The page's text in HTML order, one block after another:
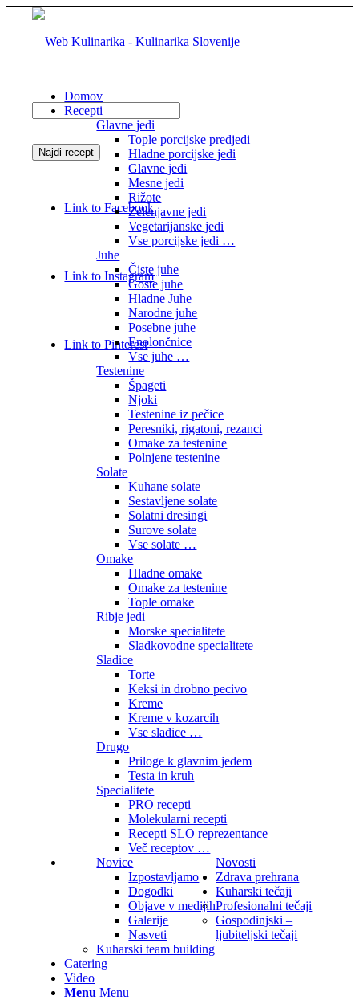
Link to Facebook
Link to Instagram
Link to Pinterest
Domov
Recepti
Glavne jedi
Tople porcijske predjedi
Hladne porcijske jedi
Glavne jedi
Mesne jedi
Rižote
Zelenjavne jedi
Vegetarijanske jedi
Vse porcijske jedi …
Juhe
Čiste juhe
Goste juhe
Hladne Juhe
Narodne juhe
Posebne juhe
Enolončnice
Vse juhe …
Testenine
Špageti
Njoki
Testenine iz pečice
Peresniki, rigatoni, rezanci
Omake za testenine
Polnjene testenine
Solate
Kuhane solate
Sestavljene solate
Solatni dresingi
Surove solate
Vse solate …
Omake
Hladne omake
Omake za testenine
Tople omake
Ribje jedi
Morske specialitete
Sladkovodne specialitete
Sladice
Torte
Keksi in drobno pecivo
Kreme
Kreme v kozarcih
Vse sladice …
Drugo
Priloge k glavnim jedem
Testa in kruh
Specialitete
PRO recepti
Molekularni recepti
Recepti SLO reprezentance
Več receptov …
Novosti
Novice
Izpostavljamo
Dogodki
Objave v medijih
Galerije
Nasveti
Zdrava prehrana
Kuharski tečaji
Profesionalni tečaji
Gospodinjski –
ljubiteljski tečaji
Kuharski team building
Catering
Video
Menu Menu